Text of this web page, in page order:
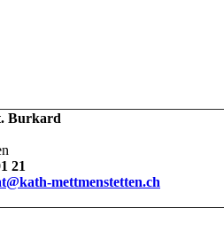
Burkard
21
mettmenstetten.ch